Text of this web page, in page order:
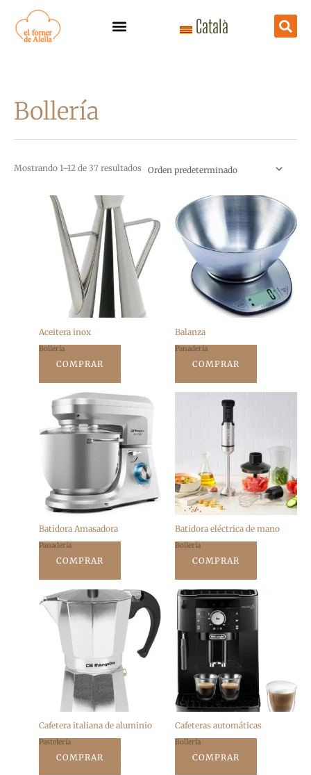
contenido
Català
Bollería
Mostrando 1–12 de 37 resultados
Aceitera inox
Bollería
COMPRAR
Balanza
Panadería
COMPRAR
Batidora Amasadora
Panadería
COMPRAR
Batidora eléctrica de mano
Bollería
COMPRAR
Cafetera italiana de aluminio
Pastelería
COMPRAR
Cafeteras automáticas
Bollería
COMPRAR